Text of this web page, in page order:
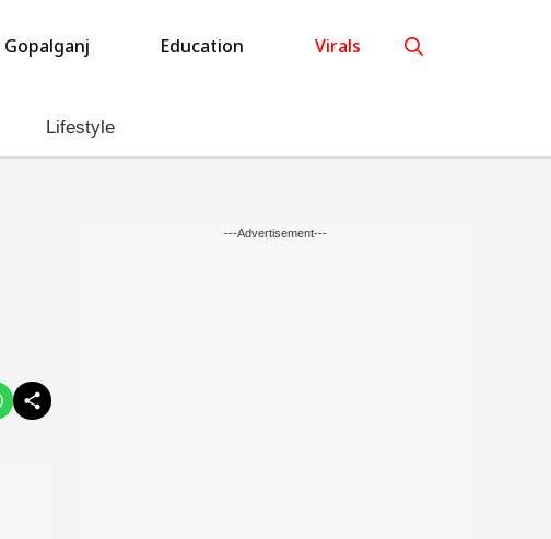
Gopalganj Education Virals
Lifestyle
---Advertisement---